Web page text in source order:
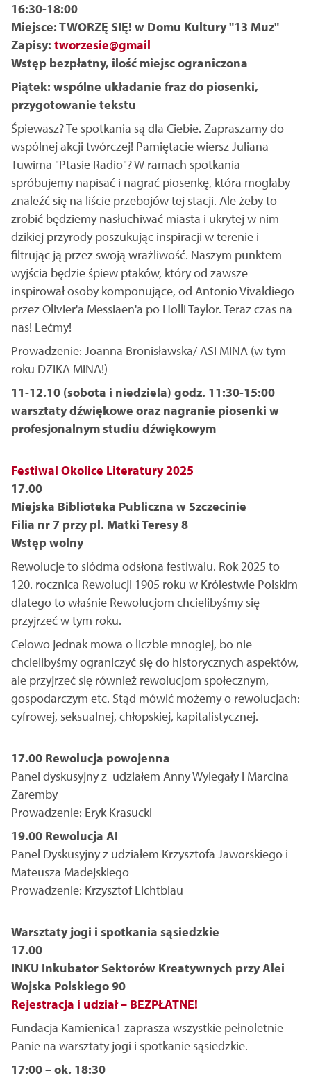
16:30-18:00
Miejsce: TWORZĘ SIĘ! w Domu Kultury "13 Muz"
Zapisy: tworzesie@gmail
Wstęp bezpłatny, ilość miejsc ograniczona
Piątek: wspólne układanie fraz do piosenki,
przygotowanie tekstu
Śpiewasz? Te spotkania są dla Ciebie. Zapraszamy do
wspólnej akcji twórczej! Pamiętacie wiersz Juliana
Tuwima "Ptasie Radio"? W ramach spotkania
spróbujemy napisać i nagrać piosenkę, która mogłaby
znaleźć się na liście przebojów tej stacji. Ale żeby to
zrobić będziemy nasłuchiwać miasta i ukrytej w nim
dzikiej przyrody poszukując inspiracji w terenie i
filtrując ją przez swoją wrażliwość. Naszym punktem
wyjścia będzie śpiew ptaków, który od zawsze
inspirował osoby komponujące, od Antonio Vivaldiego
przez Olivier'a Messiaen'a po Holli Taylor. Teraz czas na
nas! Lećmy!
Prowadzenie: Joanna Bronisławska/ ASI MINA (w tym
roku DZIKA MINA!)
11-12.10 (sobota i niedziela) godz. 11:30-15:00
warsztaty dźwiękowe oraz nagranie piosenki w
profesjonalnym studiu dźwiękowym
Festiwal Okolice Literatury 2025
17.00
Miejska Biblioteka Publiczna w Szczecinie
Filia nr 7 przy pl. Matki Teresy 8
Wstęp wolny
Rewolucje to siódma odsłona festiwalu. Rok 2025 to
120. rocznica Rewolucji 1905 roku w Królestwie Polskim
dlatego to właśnie Rewolucjom chcielibyśmy się
przyjrzeć w tym roku.
Celowo jednak mowa o liczbie mnogiej, bo nie
chcielibyśmy ograniczyć się do historycznych aspektów,
ale przyjrzeć się również rewolucjom społecznym,
gospodarczym etc. Stąd mówić możemy o rewolucjach:
cyfrowej, seksualnej, chłopskiej, kapitalistycznej.
17.00 Rewolucja powojenna
Panel dyskusyjny z udziałem Anny Wylegały i Marcina
Zaremby
Prowadzenie: Eryk Krasucki
19.00 Rewolucja AI
Panel Dyskusyjny z udziałem Krzysztofa Jaworskiego i
Mateusza Madejskiego
Prowadzenie: Krzysztof Lichtblau
Warsztaty jogi i spotkania sąsiedzkie
17.00
INKU Inkubator Sektorów Kreatywnych przy Alei
Wojska Polskiego 90
Rejestracja i udział – BEZPŁATNE!
Fundacja Kamienica1 zaprasza wszystkie pełnoletnie
Panie na warsztaty jogi i spotkanie sąsiedzkie.
17:00 – ok. 18:30